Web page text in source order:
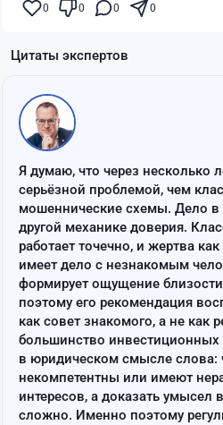
0 0 0 0
Цитаты экспертов
Я думаю, что через несколько
серьёзной проблемой, чем
мошеннические схемы. Дело в
другой механике доверия.
работает точечно, и жертва
имеет дело с незнакомым
формирует ощущение близости
поэтому его рекомендация
как совет знакомого, а не как
большинство
в юридическом смысле слова:
некомпетентны или имеют
интересов, а доказать умысел
сложно. Именно поэтому